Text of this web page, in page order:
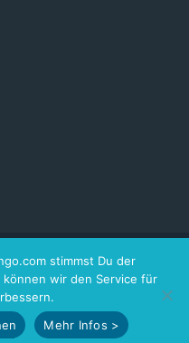
trademarkstimmst Du der
wir den Service für
Mehr Infos >